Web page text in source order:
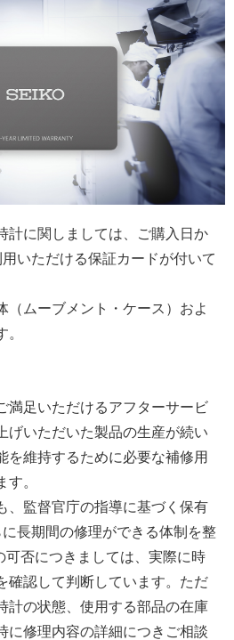
計に関しましては、ご購入日か
いただける保証カードが付いて
（ムーブメント・ケース）およ
満足いただけるアフターサービ
げいただいた製品の生産が続い
を維持するために必要な補修用
。
、監督官庁の指導に基づく保有
長期間の修理ができる体制を整
否につきましては、実際に時
確認して判断しています。ただ
計の状態、使用する部品の在庫
に修理内容の詳細につきご相談